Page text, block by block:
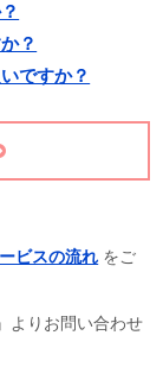
？
ですか？
ビスの流れ をご
よりお問い合わせ